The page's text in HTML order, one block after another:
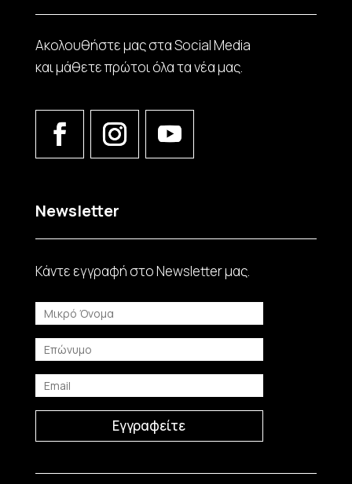
Ακολουθήστε μας στα Social Media
και μάθετε πρώτοι όλα τα νέα μας.
Newsletter
Κάντε εγγραφή στο Νewsletter μας.
Εγγραφείτε